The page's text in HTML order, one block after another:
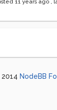
11 years ago ,
NodeBB